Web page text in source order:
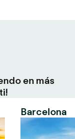
en más
Barcelona